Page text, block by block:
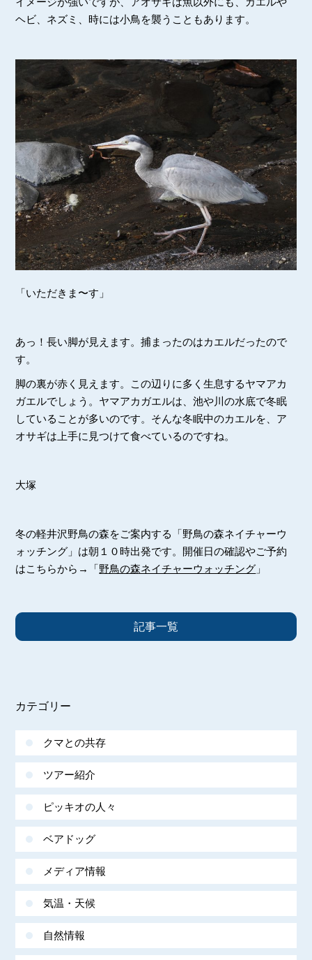
ヘビ、ネズミ、時には小鳥を襲うこともあります。
「いただきま〜す」
あっ！長い脚が見えます。捕まったのはカエルだったので
す。
脚の裏が赤く見えます。この辺りに多く生息するヤマアカ
ガエルでしょう。ヤマアカガエルは、池や川の水底で冬眠
していることが多いのです。そんな冬眠中のカエルを、ア
オサギは上手に見つけて食べているのですね。
大塚
冬の軽井沢野鳥の森をご案内する「野鳥の森ネイチャーウ
ォッチング」は朝１０時出発です。開催日の確認やご予約
はこちらから→「野鳥の森ネイチャーウォッチング 」
記事一覧
カテゴリー
クマとの共存
ツアー紹介
ピッキオの人々
ベアドッグ
メディア情報
気温・天候
自然情報